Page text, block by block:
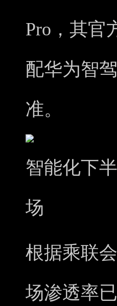
Pro，其官
配华为智
准。
智能化下
场
根据乘联
场渗透率